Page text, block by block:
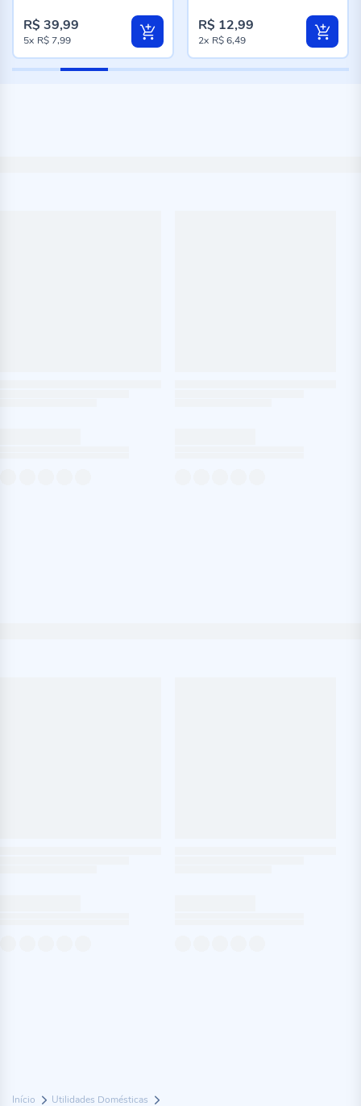
Início Utilidades Domésticas
R$ 39,99
5x R$ 7,99
R$ 12,99
2x R$ 6,49